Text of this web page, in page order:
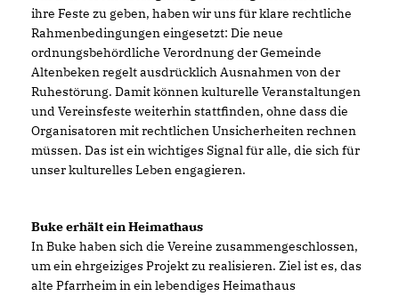
ihre Feste zu geben, haben wir uns für klare rechtliche
Rahmenbedingungen eingesetzt: Die neue
ordnungsbehördliche Verordnung der Gemeinde
Altenbeken regelt ausdrücklich Ausnahmen von der
Ruhestörung. Damit können kulturelle Veranstaltungen
und Vereinsfeste weiterhin stattfinden, ohne dass die
Organisatoren mit rechtlichen Unsicherheiten rechnen
müssen. Das ist ein wichtiges Signal für alle, die sich für
unser kulturelles Leben engagieren.
Buke erhält ein Heimathaus
In Buke haben sich die Vereine zusammengeschlossen,
um ein ehrgeiziges Projekt zu realisieren. Ziel ist es, das
alte Pfarrheim in ein lebendiges Heimathaus